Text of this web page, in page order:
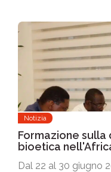
Notizia
Formazione
bioetica
Dal 22 al 30 giugno